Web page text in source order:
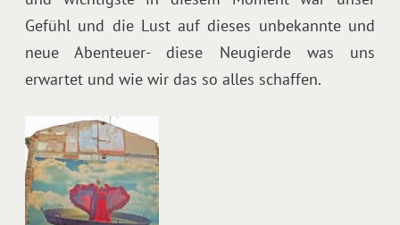
Gefühl und die Lust auf dieses unbekannte und
neue Abenteuer- diese Neugierde was uns
erwartet und wie wir das so alles schaffen.